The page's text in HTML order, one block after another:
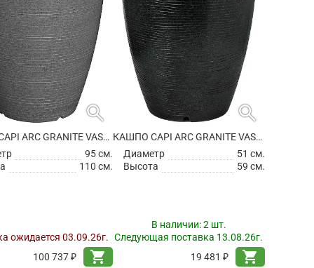
search
КАШПО CAPI ARC GRANITE VASE ELEGANT ANTHRACITE
95 см.
110 см.
ожидается 03.09.26г.
100 737 ₽
shopping_cart
search
КАШПО CAPI ARC GRANITE VASE ELEGANT BLACK
Диаметр
51 см.
Высота
59 см.
В наличии:2 шт.
Следующая поставка 13.08.26г.
19 481 ₽
shopping_cart